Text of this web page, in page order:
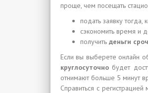
проще, чем посещать
подать заявку тогда,
сэкономить время и
получить деньги
Если вы выберете онлайн
круглосуточно будет
отнимают больше 5 минут
Справиться с